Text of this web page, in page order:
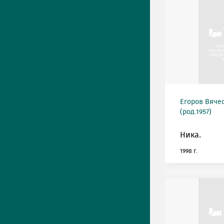
Егоров
(род.1957)
Ника.
1998 г.